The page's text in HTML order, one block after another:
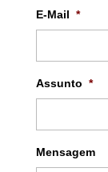
E-Mail *
Assunto *
Mensagem